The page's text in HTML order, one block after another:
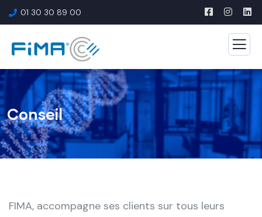
01 30 30 89 00
Conseil
FIMA, accompagne ses clients sur tous leurs